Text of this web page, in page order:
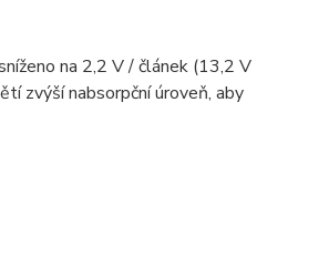
na 2,2 V / článek (13,2 V
zvýší nabsorpční úroveň, aby